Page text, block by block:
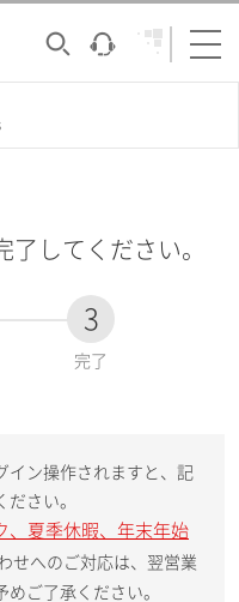
してください。
3
完了
イン操作されますと、記
さい。
、夏季休暇、年末年始
せへのご対応は、翌営業
ご了承ください。